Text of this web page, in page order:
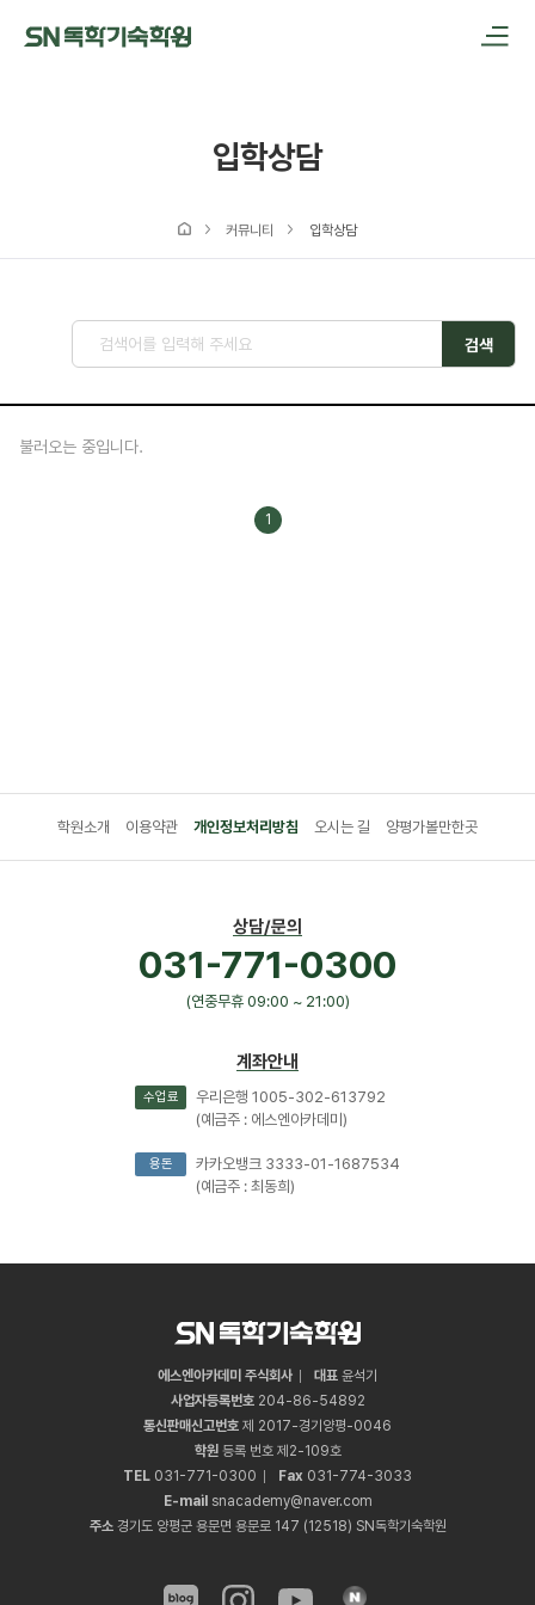
입학상담
커뮤니티 입학상담
검색
불러오는 중입니다.
1
학원소개 이용약관 개인정보처리방침 오시는 길 양평가볼만한곳
상담/문의
031-771-0300
(연중무휴 09:00 ~ 21:00)
계좌안내
수업료
우리은행 1005-302-613792
(예금주 : 에스엔아카데미)
용돈
카카오뱅크 3333-01-1687534
(예금주 : 최동희)
에스엔아카데미 주식회사 대표 윤석기
사업자등록번호 204-86-54892
통신판매신고번호 제 2017-경기양평-0046
학원등록 번호 제2-109호
TEL 031 -771 -0300 Fax 031 -774-3033
E-mail snacademy@naver.com
주소경기도 양평군 용문면 용문로 147 (12518) SN독학기숙학원